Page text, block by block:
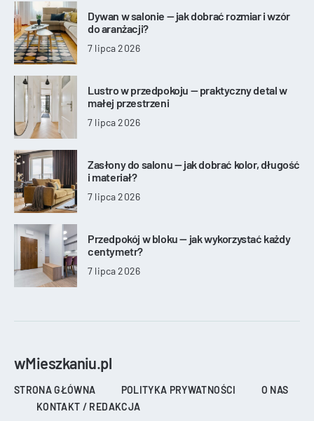
Dywan w salonie — jak dobrać rozmiar i wzór
do aranżacji?
7 lipca 2026
Lustro w przedpokoju — praktyczny detal w
małej przestrzeni
7 lipca 2026
Zasłony do salonu — jak dobrać kolor, długość
i materiał?
7 lipca 2026
Przedpokój w bloku — jak wykorzystać każdy
centymetr?
7 lipca 2026
wMieszkaniu.pl
STRONA GŁÓWNA POLITYKA PRYWATNOŚCI
O NAS
KONTAKT / REDAKCJA